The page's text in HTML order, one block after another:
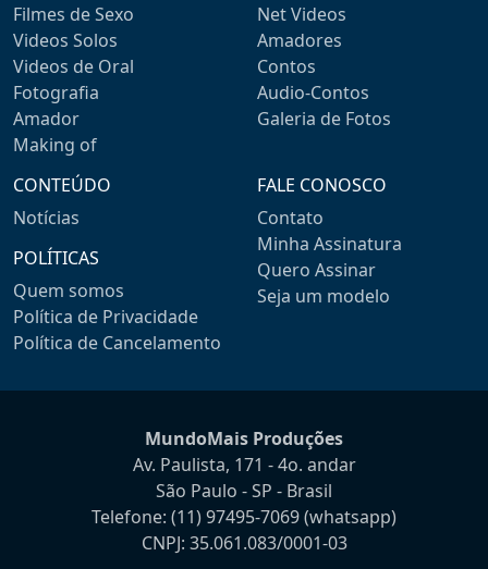
Filmes de Sexo
Videos Solos
Videos de Oral
Fotografia
Amador
Making of
Net Videos
Amadores
Contos
Audio-Contos
Galeria de Fotos
CONTEÚDO
Notícias
POLÍTICAS
Quem somos
Política de Privacidade
Política de Cancelamento
FALE CONOSCO
Contato
Minha Assinatura
Quero Assinar
Seja um modelo
MundoMais Produções
Av. Paulista, 171 - 4o. andar
São Paulo - SP - Brasil
Telefone: (11) 97495-7069(whatsapp)
CNPJ: 35.061.083/0001-03